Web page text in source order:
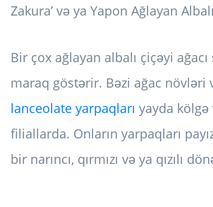
Zakura’ və ya Yapon Ağlayan
Bir çox ağlayan albalı çiçəyi
maraq göstərir. Bəzi ağac növləri
lanceolate yarpaqları yayda
filiallarda. Onların yarpaqları
bir narıncı, qırmızı və ya qızılı